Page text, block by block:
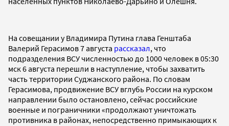
На совещании у Владимира Путина глава Генштаба
Валерий Герасимов 7 августа рассказал, что
подразделения ВСУ численностью до 1000 человек в 05:30
мск 6 августа перешли в наступление, чтобы захватить
часть территории Суджанского района. По словам
Герасимова, продвижение ВСУ вглубь России на курском
направлении было остановлено, сейчас российские
военные и пограничники «продолжают уничтожать
противника в районах, непосредственно примыкающих к